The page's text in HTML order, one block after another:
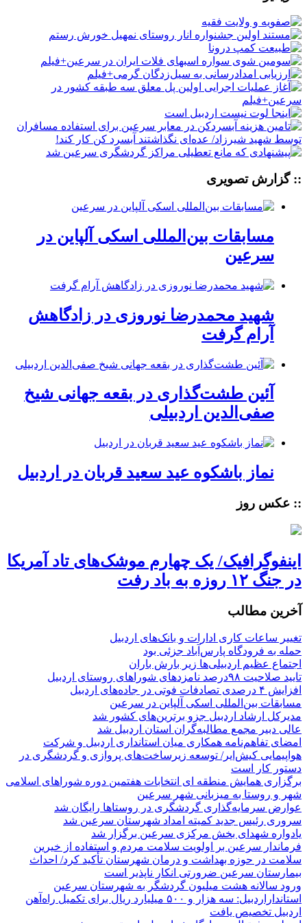
:: گزارش تصویری
مسابقات بین‌المللی اسکی آلپاین در
سرعین
شهید محمدرضا نوروزی در زادگاهش
آرام گرفت
آئین طشت‌گذاری در بقعه جهانی شیخ
صفی‌الدین اردبیلی
نماز باشکوه عید سعید قربان در اردبیل
:: عکس روز
اینفوگرافیک/ یک چهارم موشک‌های تاد آمریکا
در جنگ ۱۲ روزه به باد رفت
آخرین مطالب
تغییر ساعات کاری ادارات و بانک‌های اردبیل
حمله به فرودگاه پارس‌‌آباد جزئی بود
اجتماع عظیم اردبیلی‌ها زیر بارش باران
تایید صلاحیت ۹۸درصد نامزدهای شوراهای روستای اردبیل
افزایش ۴ درصدی تصادفات فوتی در جاده‌های اردبیل
مسابقات بین‌المللی اسکی آلپاین در سرعین
مدیرکل ارشاد اردبیل جزو برترین‌های کشور شد
عالی دبیر مجمع مطالبه‌گران استان اردبیل شد
امضای تفاهم‌نامه همکاری میان استانداری اردبیل و شرکت
هواپیمایی کیش‌ایر/ توسعه زیرساخت‌های پروازی و گردشگری در
دستور کار است
برگزاری همایش منطقه ای انتخابات هفتمین دوره شوراهای اسلامی
شهر و روستا به میزبانی شهر سرعین
عوارض سرمایه‌گذاری گردشگری در روستاها رایگان شد
سروری رئیس جدید کمیته امداد شهرستان سرعین شد
یادواره شهدای بخش مرکزی سرعین برگزار شد
فرماندار سرعین بر اولویت سلامت مردم و استفاده از خیرین
سلامت در حوزه بهداشت و درمان شهرستان تأکید کرد/ احداث
بیمارستان سرعین ضرورتی انکار ناپذیر است
ورود سالانه هشت میلیون گردشگر به شهرستان سرعین
استانداراردبیل: سه هزار و ۵۰۰ میلیارد ریال برای تکمیل راه‌آهن
اردبیل تخصیص یافت